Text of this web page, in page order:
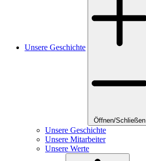
Unsere Geschichte
Öffnen/Schließen
Unsere Geschichte
Unsere Mitarbeiter
Unsere Werte